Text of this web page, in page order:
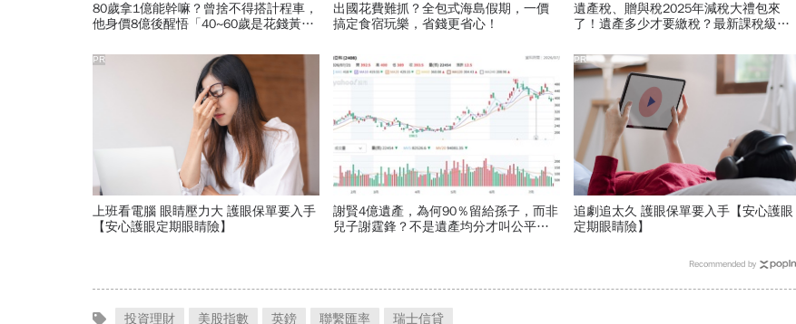
80歲拿1億能幹嘛？曾捨不得搭計程車，
他身價8億後醒悟「40~60歲是花錢黃金
出國花費難抓？全包式海島假期，一價
搞定食宿玩樂，省錢更省心！
遺產稅、贈與稅2025年減稅大禮包來
了！遺產多少才要繳稅？最新課稅級
上班看電腦 眼睛壓力大 護眼保單要入手
【安心護眼定期眼睛險】
PR
謝賢4億遺產，為何90％留給孫子，而非
兒子謝霆鋒？不是遺產均分才叫公平，
追劇追太久 護眼保單要入手【安心護眼
定期眼睛險】
PR
Recommended by
投資理財 美股指數 英鎊 聯繫匯率 瑞士信貸